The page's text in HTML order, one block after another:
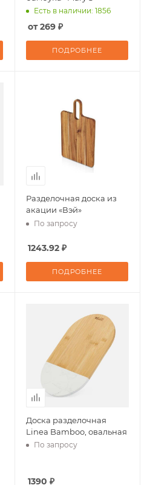
Есть в наличии: 1856
от 269 ₽
ПОДРОБНЕЕ
Разделочная доска из
акации «Вэй»
По запросу
1243.92 ₽
ПОДРОБНЕЕ
Доска разделочная
Linea Bamboo, овальная
По запросу
1390 ₽